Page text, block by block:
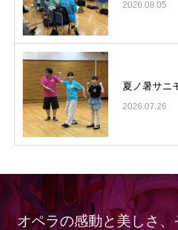
2026.08.05
夏ノ暑サニ
2026.07.26
オペラの感動と美しさ